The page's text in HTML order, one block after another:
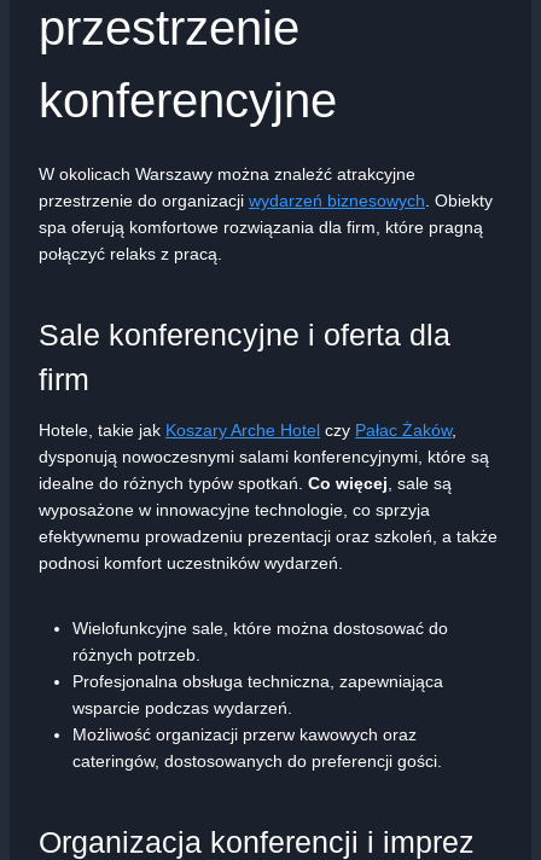
przestrzenie
konferencyjne
W okolicach Warszawy można znaleźć atrakcyjne
przestrzenie do organizacji wydarzeń biznesowych. Obiekty
spa oferują komfortowe rozwiązania dla firm, które pragną
połączyć relaks z pracą.
Sale konferencyjne i oferta dla
firm
Hotele, takie jak Koszary Arche Hotel czy Pałac Żaków,
dysponują nowoczesnymi salami konferencyjnymi, które są
idealne do różnych typów spotkań. Co więcej, sale są
wyposażone w innowacyjne technologie, co sprzyja
efektywnemu prowadzeniu prezentacji oraz szkoleń, a także
podnosi komfort uczestników wydarzeń.
Wielofunkcyjne sale, które można dostosować do
różnych potrzeb.
Profesjonalna obsługa techniczna, zapewniająca
wsparcie podczas wydarzeń.
Możliwość organizacji przerw kawowych oraz
cateringów, dostosowanych do preferencji gości.
Organizacja konferencji i imprez